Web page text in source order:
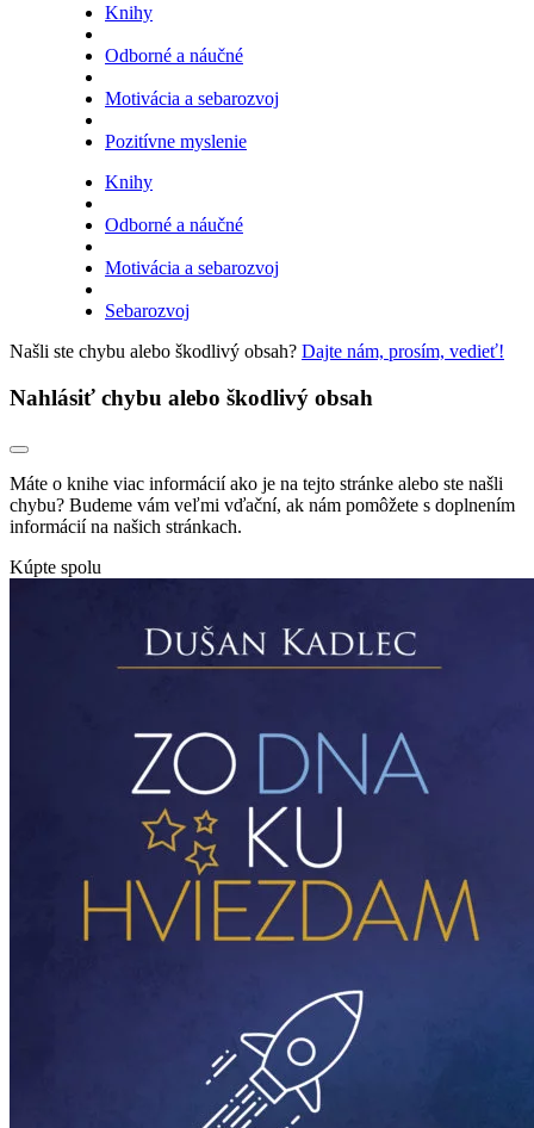
Knihy
Odborné a náučné
Motivácia a sebarozvoj
Pozitívne myslenie
Knihy
Odborné a náučné
Motivácia a sebarozvoj
Sebarozvoj
Našli ste chybu alebo škodlivý obsah? Dajte nám, prosím, vedieť!
Nahlásiť chybu alebo škodlivý obsah
Máte o knihe viac informácií ako je na tejto stránke alebo ste našli
chybu? Budeme vám veľmi vďační, ak nám pomôžete s doplnením
informácií na našich stránkach.
Kúpte spolu